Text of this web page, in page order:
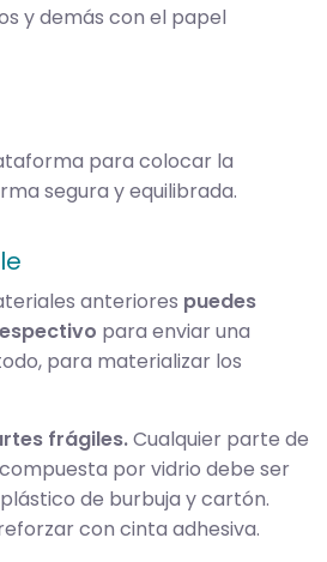
y demás con el papel
para colocar la
segura y equilibrada.
anteriores puedes
para enviar una
para materializar los
frágiles.Cualquier parte de
por vidrio debe ser
de burbuja y cartón.
con cinta adhesiva.